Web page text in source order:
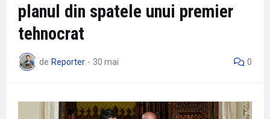
planul din spatele unui premier
tehnocrat
de Reporter - 30 mai 0